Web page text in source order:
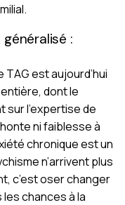
:
est aujourd’hui
dont le
l’expertise de
ni faiblesse à
chronique est un
n’arrivent plus
c’est oser changer
chances à la